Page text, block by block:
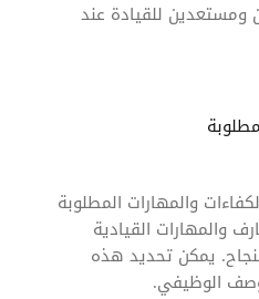
للقيادة عند
والمهارات المطلوبة
والمهارات القيادية
يمكن تحديد هذه
الوظيفي.